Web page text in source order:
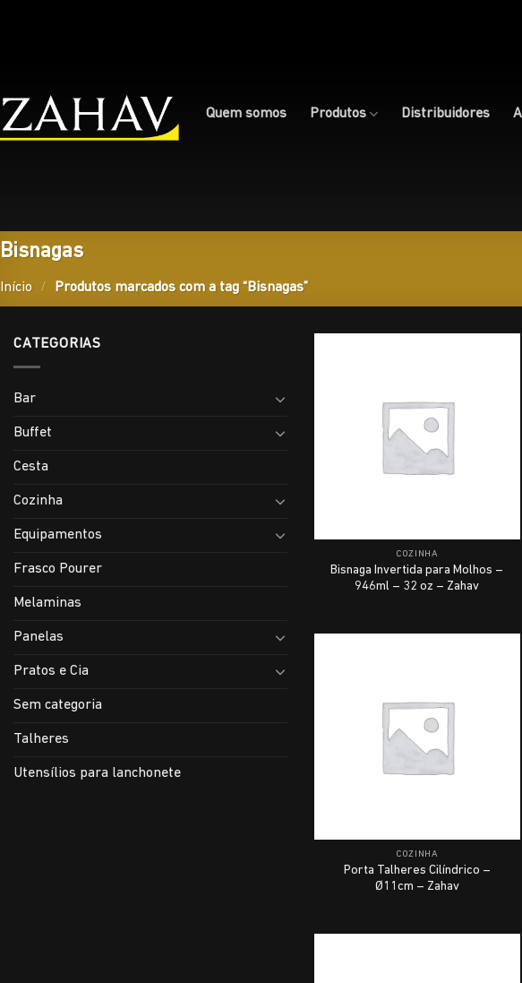
Quem somos Produtos Distribuidores
Bisnagas
Início / Produtos marcados com a tag “Bisnagas”
CATEGORIAS
Bar
Buffet
Cesta
Cozinha
Equipamentos
Frasco Pourer
Melaminas
Panelas
Pratos e Cia
Sem categoria
Talheres
Utensílios para lanchonete
COZINHA
Bisnaga Invertida para Molhos –
946ml – 32 oz – Zahav
COZINHA
Porta Talheres Cilíndrico –
Ø11cm – Zahav